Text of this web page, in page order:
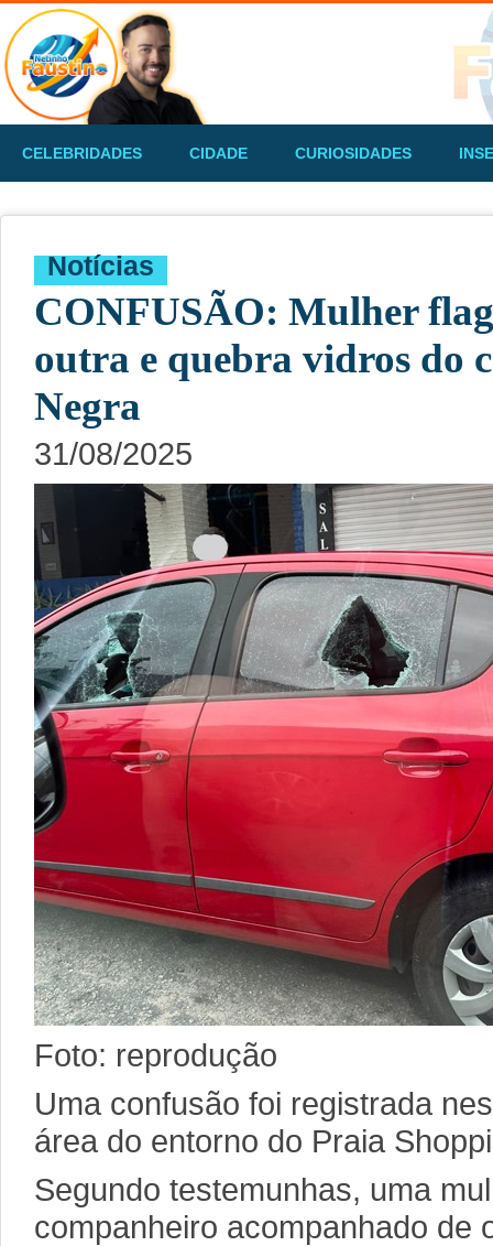
CELEBRIDADES CIDADE CURIOSIDADES
Notícias
CONFUSÃO: Mulher
outra e quebra vidros do
Negra
31/08/2025
Foto: reprodução
Uma confusão foi registrada
área do entorno do Praia
Segundo testemunhas, uma
companheiro acompanhado de